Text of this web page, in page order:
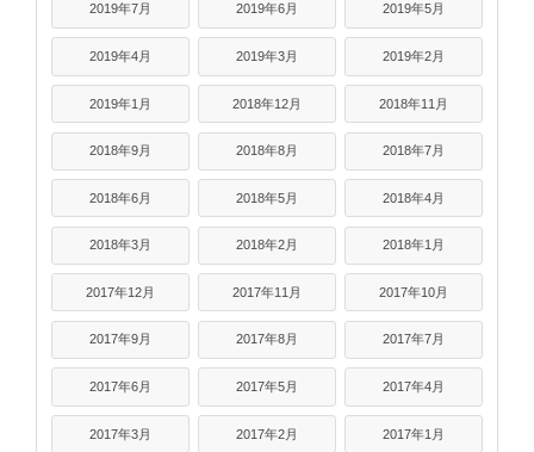
2019年7月 2019年6月 2019年5月
2019年4月 2019年3月 2019年2月
2019年1月 2018年12月 2018年11月
2018年9月 2018年8月 2018年7月
2018年6月 2018年5月 2018年4月
2018年3月 2018年2月 2018年1月
2017年12月 2017年11月 2017年10月
2017年9月 2017年8月 2017年7月
2017年6月 2017年5月 2017年4月
2017年3月 2017年2月 2017年1月